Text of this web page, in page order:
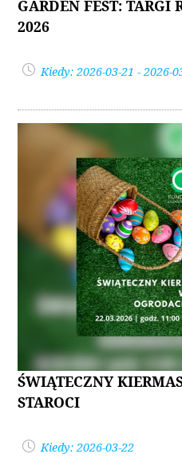
GARDEN FEST: TARGI
2026
Kiedy: 2026-03-21 - 2026-
ŚWIĄTECZNY
STAROCI
Kiedy: 2026-03-22